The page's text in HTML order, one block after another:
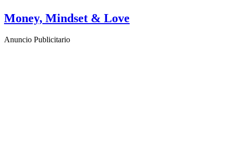
Money, Mindset & Love
Anuncio Publicitario